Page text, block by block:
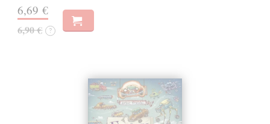
6,69 €
6,90 € ?